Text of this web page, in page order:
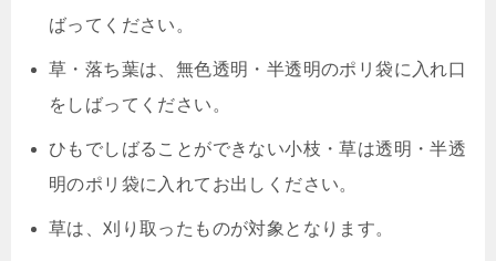
ばってください。
草・落ち葉は、無色透明・半透明のポリ袋に入れ口
をしばってください。
ひもでしばることができない小枝・草は透明・半透
明のポリ袋に入れてお出しください。
草は、刈り取ったものが対象となります。